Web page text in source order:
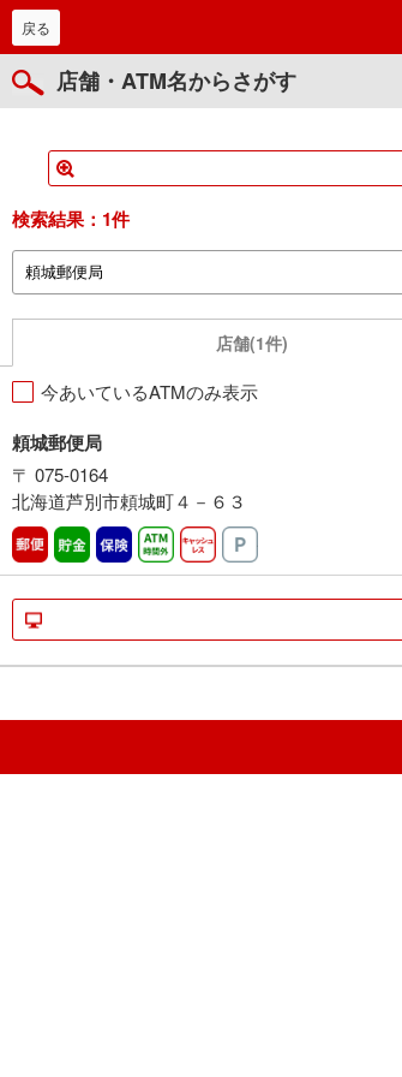
戻る
店舗・ATM名からさがす
検索結果： 1件
店舗(1件)
今あいているATMのみ表示
頼城郵便局
〒 075-0164
北海道芦別市頼城町４－６３
郵便 貯金 保険 ATM時間外キャッシュレス